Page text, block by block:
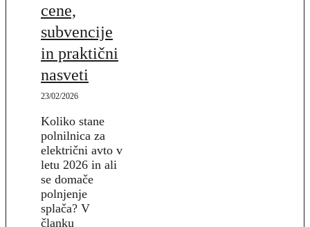
cene,
subvencije
in praktični
nasveti
23/02/2026
Koliko stane
polnilnica za
električni avto v
letu 2026 in ali
se domače
polnjenje
splača? V
članku